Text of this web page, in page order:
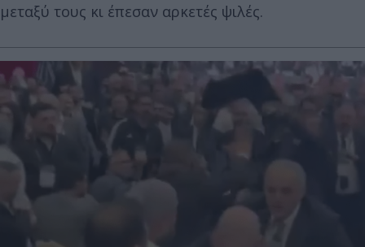
μεταξύ τους κι έπεσαν αρκετές ψιλές.